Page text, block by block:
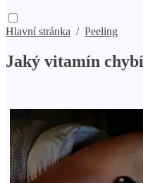
Hlavní stránka / Peeling
Jaký vitamín